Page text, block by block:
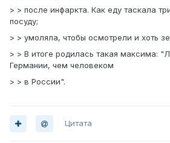
> > после инфаркта. Как еду таскала
посуду;
> > умоляла, чтобы осмотрели и хоть
> > В итоге родилась такая максима:
Германии, чем человеком
> > в России".
Цитата